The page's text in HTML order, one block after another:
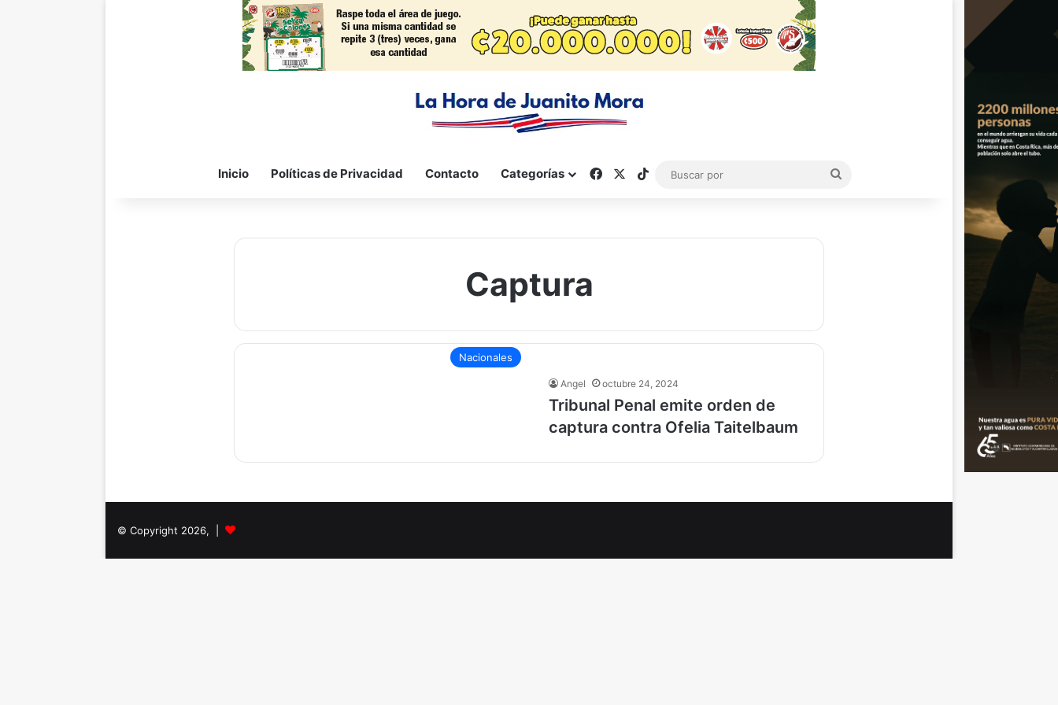
Inicio Políticas de Privacidad Contacto Categorías FacebookTikTok
Captura
Nacionales
Angel octubre 24, 2024
Tribunal Penal emite orden de
captura contra Ofelia Taitelbaum
© Copyright 2026, |